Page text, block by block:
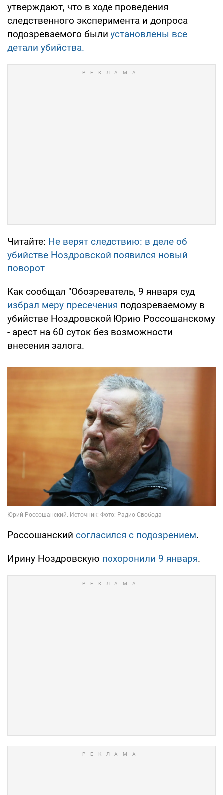
утверждают, что в ходе проведения
следственного эксперимента и допроса
подозреваемого были установлены все
детали убийства.
Читайте: Не верят следствию: в деле об
убийстве Ноздровской появился новый
поворот
Как сообщал "Обозреватель, 9 января суд
избрал меру пресечения подозреваемому в
убийстве Ноздровской Юрию Россошанскому
- арест на 60 суток без возможности
внесения залога.
Россошанский согласился с подозрением.
Ирину Ноздровскую похоронили 9 января.